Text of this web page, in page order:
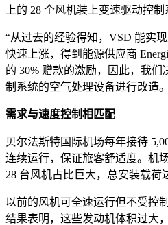
上的 28 个风机装上变速驱动控制
“从过去的经验得知，VSD 能实
快速上涨，得到能源供应商
的 30% 赠款的激励，因此，我
制系统的空气处理设备进行改造。
需求与速度控制相匹配
贝尔法斯特国际机场每年接待
连续运行，保证旅客舒适度。机
28 台风机占比巨大，总安装载荷
以前的风机可全速运行但不受控
结果表明，这些发动机体积过大